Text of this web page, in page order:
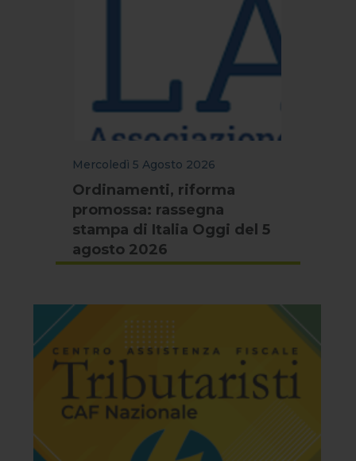
Mercoledì 5 Agosto 2026
Ordinamenti, riforma
promossa: rassegna
stampa di Italia Oggi del 5
agosto 2026